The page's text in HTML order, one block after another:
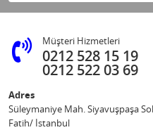
Müşteri Hizmetleri
0212 528 15 19
0212 522 03 69
Adres
Süleymaniye Mah. Siyavuşpaşa
Fatih/ İstanbul